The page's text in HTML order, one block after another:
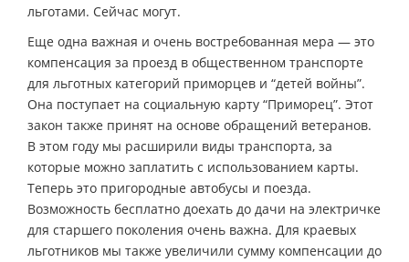
льготами. Сейчас могут.
Еще одна важная и очень востребованная мера — это
компенсация за проезд в общественном транспорте
для льготных категорий приморцев и “детей войны”.
Она поступает на социальную карту “Приморец”. Этот
закон также принят на основе обращений ветеранов.
В этом году мы расширили виды транспорта, за
которые можно заплатить с использованием карты.
Теперь это пригородные автобусы и поезда.
Возможность бесплатно доехать до дачи на электричке
для старшего поколения очень важна. Для краевых
льготников мы также увеличили сумму компенсации до